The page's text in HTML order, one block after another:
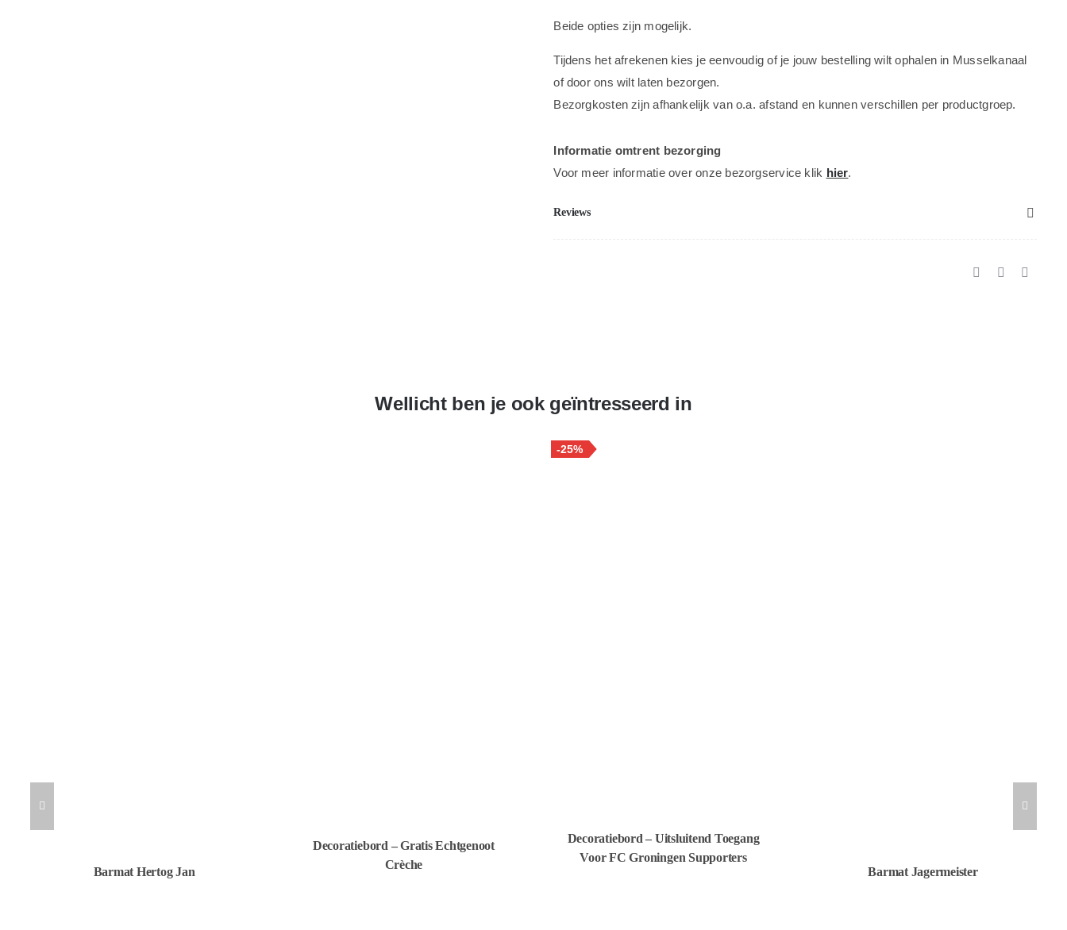
Beide opties zijn mogelijk.
Tijdens het afrekenen kies je eenvoudig of je jouw bestelling wilt ophalen in Musselkanaal
of door ons wilt laten bezorgen.
Bezorgkosten zijn afhankelijk van o.a. afstand en kunnen verschillen per productgroep.
Informatie omtrent bezorging
Voor meer informatie over onze bezorgservice klik hier.
Reviews
Wellicht ben je ook geïntresseerd in
Barmat Hertog Jan
Decoratiebord – Gratis Echtgenoot
Crèche
-25%
Decoratiebord – Uitsluitend Toegang
Voor FC Groningen Supporters
Barmat Jagermeister